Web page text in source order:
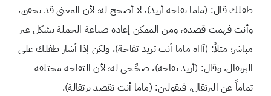
طفلك قال: (ماما تفاحة أريد)، لا أصحح له؛ لأن المعنى قد تحقق،
وأنت فهمت قصده، ومن الممكن إعادة صياغة الجملة بشكل غير
مباشر؛ مثلاً: (آااه ماما أنت تريد تفاحة)، ولكن إذا أشار طفلك على
البرتقال، وقال: (أريد تفاحة)، صحِّحي له؛ لأن التفاحة مختلفة
تماماً عن البرتقال، فتقولين: (ماما أنت تقصد برتقالة).